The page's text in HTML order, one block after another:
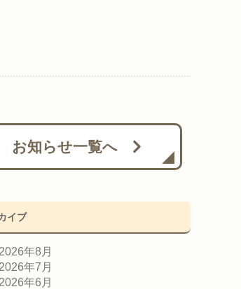
お知らせ一覧へ
イブ
2026年8月
2026年7月
2026年6月